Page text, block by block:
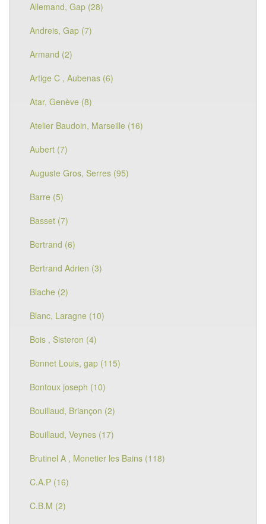
Allemand, Gap (28)
Andreis, Gap (7)
Armand (2)
Artige C , Aubenas (6)
Atar, Genève (8)
Atelier Baudoin, Marseille (16)
Aubert (7)
Auguste Gros, Serres (95)
Barre (5)
Basset (7)
Bertrand (6)
Bertrand Adrien (3)
Blache (2)
Blanc, Laragne (10)
Bois , Sisteron (4)
Bonnet Louis, gap (115)
Bontoux joseph (10)
Bouillaud, Briançon (2)
Bouillaud, Veynes (17)
Brutinel A , Monetier les Bains (118)
C.A.P (16)
C.B.M (2)